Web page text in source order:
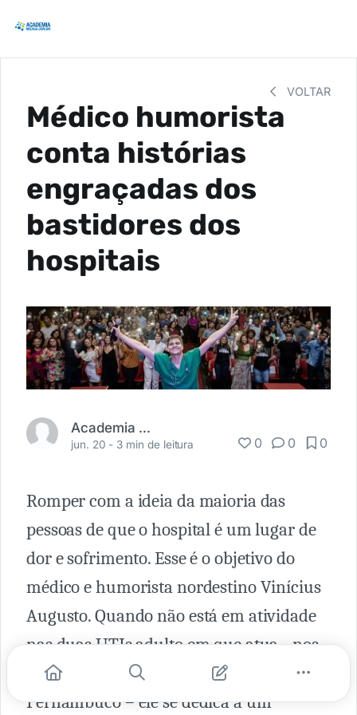
VOLTAR
Médico humorista
conta histórias
engraçadas dos
bastidores dos
hospitais
Academia Médica
jun. 20 - 3 min de leitura 0 0 0
Romper com a ideia da maioria das
pessoas de que o hospital é um lugar de
dor e sofrimento. Esse é o objetivo do
médico e humorista nordestino Vinícius
Augusto. Quando não está em atividade
nas duas UTIs adulto em que atua - nos
municípios de Paulista e Moreno, em
Pernambuco – ele se dedica a um